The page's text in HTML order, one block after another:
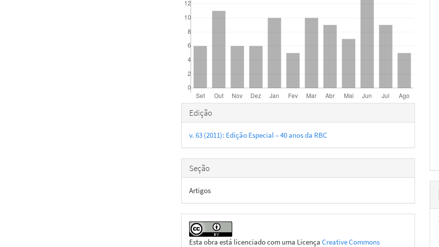
Detalhes
do
artigo
Edição
v. 63 (2011): Edição Especial – 40 anos da RBC
Seção
Artigos
Esta obra está licenciado com uma LicençaCreative Commons